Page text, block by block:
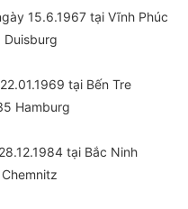
15.6.1967 tại Vĩnh Phúc
Duisburg
tại Bến Tre
Hamburg
tại Bắc Ninh